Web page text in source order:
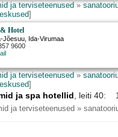
ja terviseteenused»
]
Hotel
Jõesuu , Ida-Virumaa
9600
ja terviseteenused»
]
ja spa hotellid, leiti 40:
ja terviseteenused »